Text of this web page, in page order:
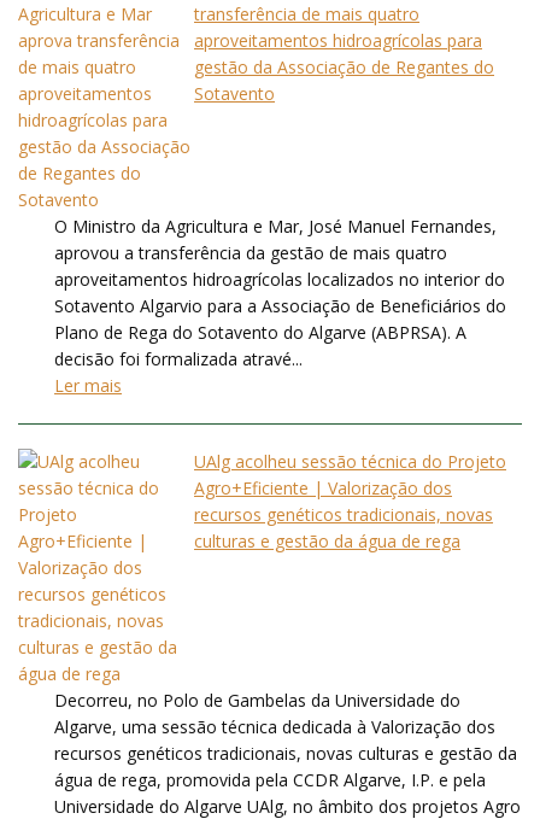
transferência de mais quatro
aproveitamentos hidroagrícolas para
gestão da Associação de Regantes do
Sotavento
O Ministro da Agricultura e Mar, José Manuel Fernandes,
aprovou a transferência da gestão de mais quatro
aproveitamentos hidroagrícolas localizados no interior do
Sotavento Algarvio para a Associação de Beneficiários do
Plano de Rega do Sotavento do Algarve (ABPRSA). A
decisão foi formalizada atravé...
Ler mais
UAlg acolheu sessão técnica do Projeto
Agro+Eficiente | Valorização dos
recursos genéticos tradicionais, novas
culturas e gestão da água de rega
Decorreu, no Polo de Gambelas da Universidade do
Algarve, uma sessão técnica dedicada à Valorização dos
recursos genéticos tradicionais, novas culturas e gestão da
água de rega, promovida pela CCDR Algarve, I.P. e pela
Universidade do Algarve UAlg, no âmbito dos projetos Agro